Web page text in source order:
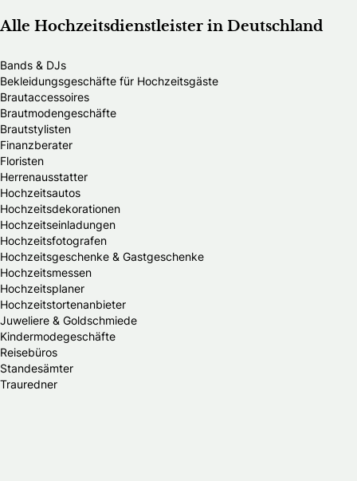
Alle Hochzeitsdienstleister in Deutschland
Bands & DJs
Bekleidungsgeschäfte für Hochzeitsgäste
Brautaccessoires
Brautmodengeschäfte
Brautstylisten
Finanzberater
Floristen
Herrenausstatter
Hochzeitsautos
Hochzeitsdekorationen
Hochzeitseinladungen
Hochzeitsfotografen
Hochzeitsgeschenke & Gastgeschenke
Hochzeitsmessen
Hochzeitsplaner
Hochzeitstortenanbieter
Juweliere & Goldschmiede
Kindermodegeschäfte
Reisebüros
Standesämter
Trauredner